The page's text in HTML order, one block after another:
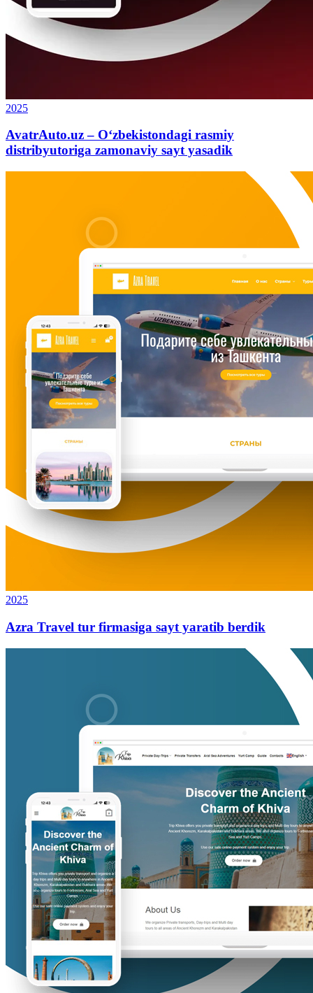
2025
AvatrAuto.uz – O‘zbekistondagi rasmiy
distribyutoriga zamonaviy sayt yasadik
2025
Azra Travel tur firmasiga sayt yaratib berdik